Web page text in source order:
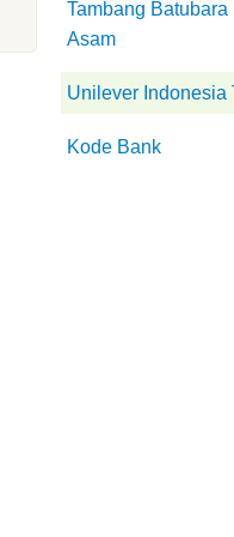
Tambang Batubara
Asam
Unilever Indonesia
Kode Bank